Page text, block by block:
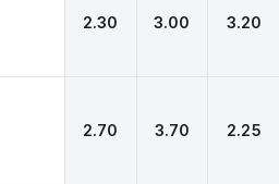
2.30 3.00 3.20
2.70 3.70 2.25